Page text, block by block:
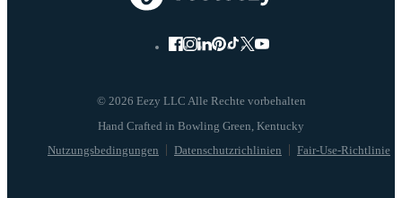
© 2026 Eezy LLC Alle Rechte vorbehalten
Nutzungsbedingungen Datenschutzrichlinien Fair-Use-Richtlinie